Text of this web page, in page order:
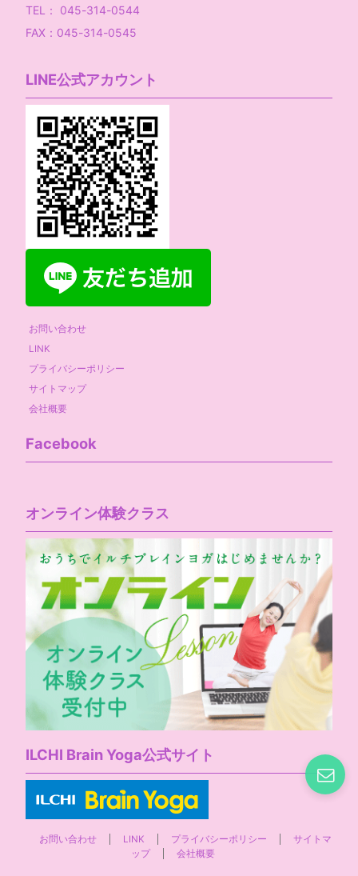
TEL： 045-314-0544
FAX：045-314-0545
LINE公式アカウント
お問い合わせ
LINK
プライバシーポリシー
サイトマップ
会社概要
Facebook
オンライン体験クラス
ILCHI Brain Yoga公式サイト
お問い合わせ LINK プライバシーポリシー
サイトマ
ップ
会社概要